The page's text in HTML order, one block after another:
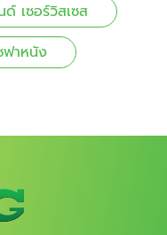
ด์ เซอร์วิสเซส
ฟาหนัง